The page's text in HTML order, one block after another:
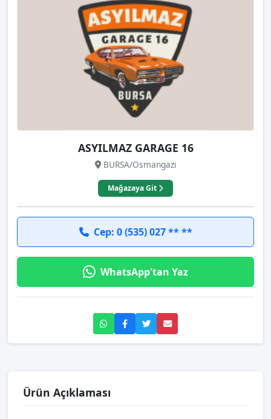
ASYILMAZ GARAGE 16
BURSA/Osmangazi
Mağazaya Git
Cep: 0 (535) 027 ** **
WhatsApp'tan Yaz
Ürün Açıklaması